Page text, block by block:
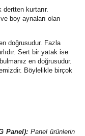
dertten kurtarır.
boy aynaları olan
doğrusudur. Fazla
Sert bir yatak ise
en doğrusudur.
Böylelikle birçok
Panel): Panel ürünlerin